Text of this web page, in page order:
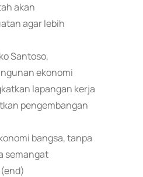
akan
agar lebih
Santoso,
ekonomi
lapangan kerja
pengembangan
bangsa, tanpa
semangat